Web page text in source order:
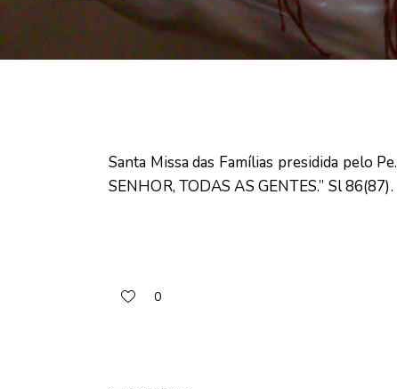
Santa Missa das Famílias presidida pelo
SENHOR, TODAS AS GENTES.” Sl 86(87).
0